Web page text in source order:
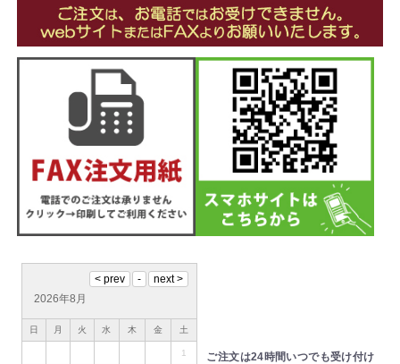
2026年8月
日 月 火 水 木 金 土
1
ご注文は24時間いつでも受け付け